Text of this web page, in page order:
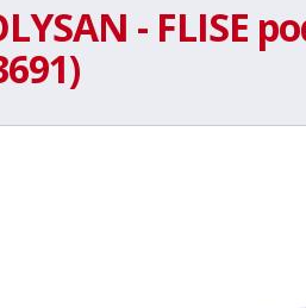
- FLISE